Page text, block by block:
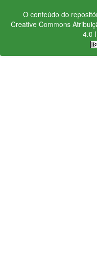
O conteúdo do
Creative Commons
4.0